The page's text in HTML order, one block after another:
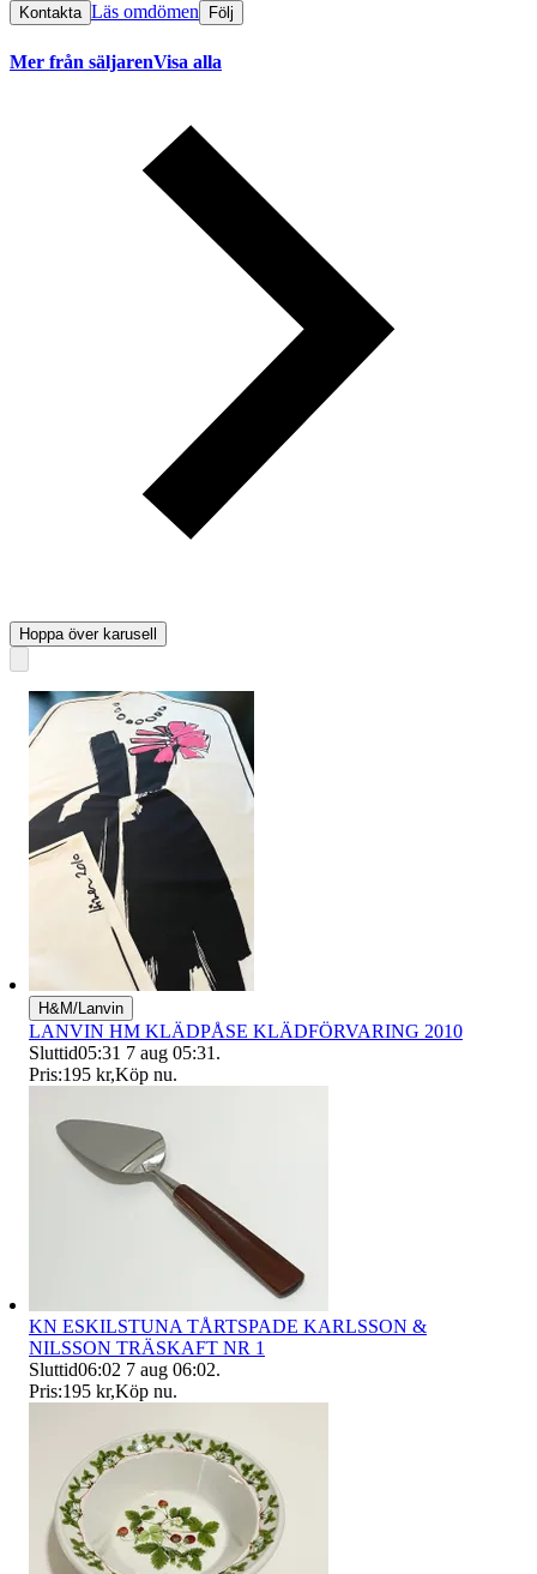
Kontakta Läs omdömen Följ
Mer från säljarenVisa alla
Hoppa över karusell
H&M/Lanvin
LANVIN HM KLÄDPÅSE KLÄDFÖRVARING 2010
Sluttid05:31 7 aug 05:31 .
Pris:195 kr,Köp nu.
KN ESKILSTUNA TÅRTSPADE KARLSSON &
NILSSON TRÄSKAFT NR 1
Sluttid06:02 7 aug 06:02.
Pris:195 kr,Köp nu.